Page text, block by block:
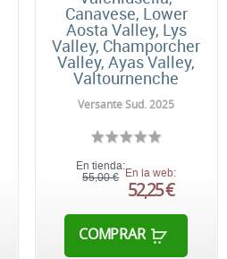
Canavese, Lower
Aosta Valley, Lys
Valley, Champorcher
Valley, Ayas Valley,
Valtournenche
Versante Sud. 2025
En tienda:
55,00 € En la web:
52,25 €
COMPRAR